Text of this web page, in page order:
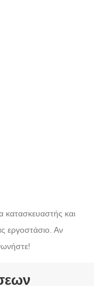
και
εργοστάσιο. Αν